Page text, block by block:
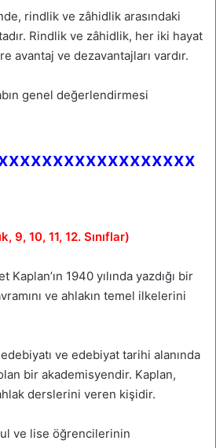
rindlik ve zâhidlik arasındaki
Rindlik ve zâhidlik, her iki hayat
avantaj ve dezavantajları vardır.
genel değerlendirmesi
9, 10, 11, 12. Sınıflar)
Kaplan’ın 1940 yılında yazdığı bir
ve ahlakın temel ilkelerini
ve edebiyat tarihi alanında
bir akademisyendir. Kaplan,
derslerini veren kişidir.
ve lise öğrencilerinin